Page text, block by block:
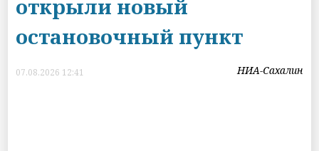
открыли новый
остановочный пункт
07.08.2026 12:41 НИА-Сахалин